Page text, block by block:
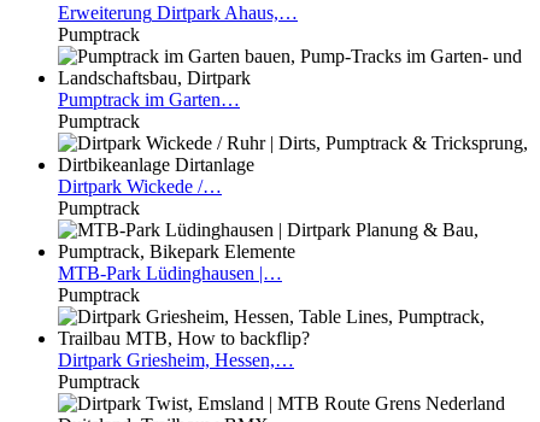
Erweiterung Dirtpark Ahaus,…
Pumptrack
Pumptrack im Garten…
Pumptrack
Dirtpark Wickede /…
Pumptrack
MTB-Park Lüdinghausen |…
Pumptrack
Dirtpark Griesheim, Hessen,…
Pumptrack